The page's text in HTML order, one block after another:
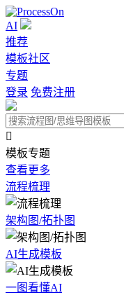
AI
推荐
模板社区
专题
登录 免费注册

模板专题
查看更多
流程梳理
架构图/拓扑图
AI生成模板
一图看懂AI